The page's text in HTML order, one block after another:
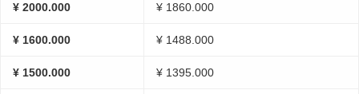
¥ 2000.000 ¥ 1860.000
¥ 1600.000 ¥ 1488.000
¥ 1500.000 ¥ 1395.000